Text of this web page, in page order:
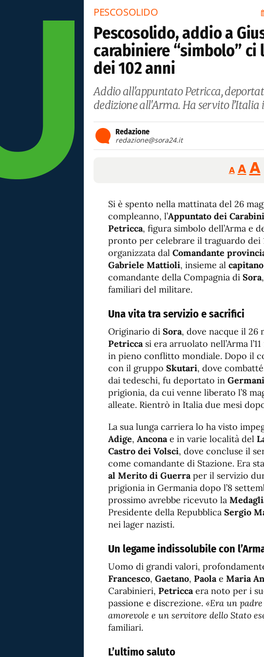
PESCOSOLIDO
Pescosolido, addio a
carabiniere “simbolo”
dei 102 anni
Addio all'appuntato Petricca,
dedizione all'Arma. Ha servito l’Italia
Redazione
redazione@sora24.it
A
Reducir
tamaño
AA
Si è spento nella mattinata del 26
compleanno, l’Appuntato dei
Petricca, figura simbolo dell’Arma e
pronto per celebrare il traguardo dei
organizzata dal Comandante
Gabriele Mattioli, insieme al
comandante della Compagnia di Sora
familiari del militare.
Una vita tra servizio e sacrifici
Originario di Sora, dove nacque il 26
Petriccasi era arruolato nell’Arma
in pieno conflitto mondiale. Dopo il
con il gruppo Skutari, dove
dai tedeschi, fu deportato in
prigionia, da cui venne liberato l’8
alleate. Rientrò in Italia due mesi
La sua lunga carriera lo ha visto
Adige, Anconae in varie località del
Castro dei Volsci, dove concluse il
come comandante di Stazione. Era
al Merito di Guerraper il servizio
prigionia in Germania dopo l’8
prossimo avrebbe ricevuto la
Presidente della Repubblica Sergio
nei lager nazisti.
Un legame indissolubile con
Uomo di grandi valori,
Francesco, Gaetano, Paolae Maria
Carabinieri, Petriccaera noto per i
passione e discrezione. «Era un
amorevole e un servitore dello Stato
familiari.
L’ultimo saluto